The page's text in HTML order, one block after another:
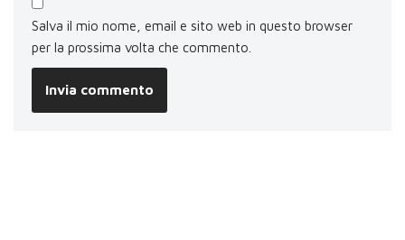
Salva il mio nome, email e sito web in questo browser
per la prossima volta che commento.